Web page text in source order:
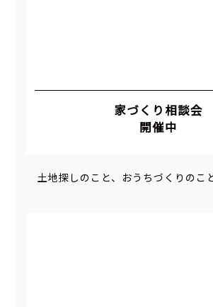
家づくり相談会
開催中
土地探しのこと、おうちづくりのこ